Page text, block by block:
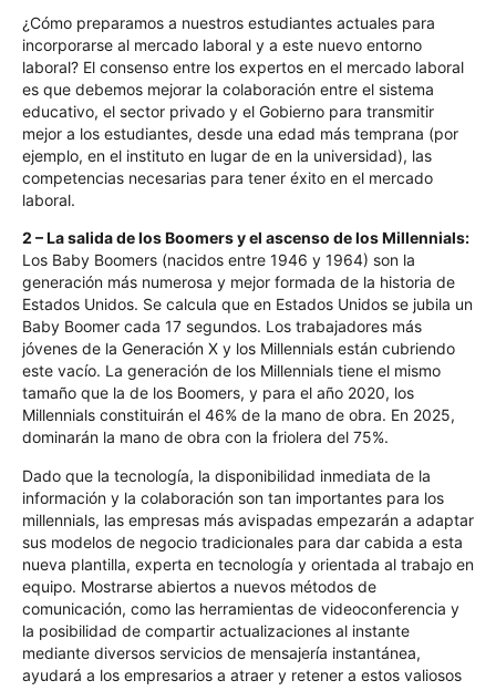
¿Cómo preparamos a nuestros estudiantes actuales para
incorporarse al mercado laboral y a este nuevo entorno
laboral? El consenso entre los expertos en el mercado laboral
es que debemos mejorar la colaboración entre el sistema
educativo, el sector privado y el Gobierno para transmitir
mejor a los estudiantes, desde una edad más temprana (por
ejemplo, en el instituto en lugar de en la universidad), las
competencias necesarias para tener éxito en el mercado
laboral.
2 – La salida de los Boomers y el ascenso de los Millennials:
Los Baby Boomers (nacidos entre 1946 y 1964) son la
generación más numerosa y mejor formada de la historia de
Estados Unidos. Se calcula que en Estados Unidos se jubila un
Baby Boomer cada 17 segundos. Los trabajadores más
jóvenes de la Generación X y los Millennials están cubriendo
este vacío. La generación de los Millennials tiene el mismo
tamaño que la de los Boomers, y para el año 2020, los
Millennials constituirán el 46% de la mano de obra. En 2025,
dominarán la mano de obra con la friolera del 75%.
Dado que la tecnología, la disponibilidad inmediata de la
información y la colaboración son tan importantes para los
millennials, las empresas más avispadas empezarán a adaptar
sus modelos de negocio tradicionales para dar cabida a esta
nueva plantilla, experta en tecnología y orientada al trabajo en
equipo. Mostrarse abiertos a nuevos métodos de
comunicación, como las herramientas de videoconferencia y
la posibilidad de compartir actualizaciones al instante
mediante diversos servicios de mensajería instantánea,
ayudará a los empresarios a atraer y retener a estos valiosos